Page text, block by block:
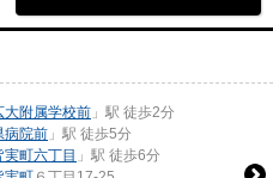
大附属学校前 」駅 徒歩2分
病院前 」駅 徒歩5分
実町六丁目 」駅 徒歩6分